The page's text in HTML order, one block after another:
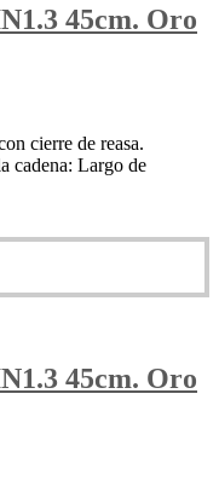
45cm. Oro
cierre de reasa.
cadena: Largo de
45cm. Oro